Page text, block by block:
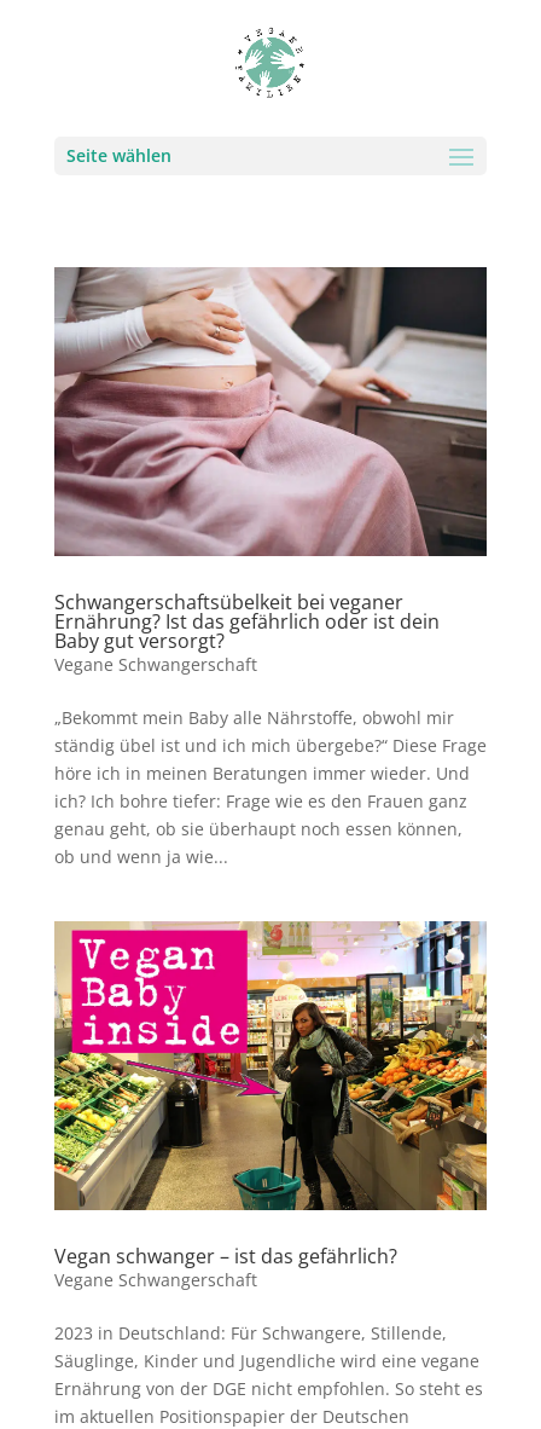
Seite wählen
Schwangerschaftsübelkeit bei veganer
Ernährung? Ist das gefährlich oder ist dein
Baby gut versorgt?
Vegane Schwangerschaft
„Bekommt mein Baby alle Nährstoffe, obwohl mir
ständig übel ist und ich mich übergebe?“ Diese Frage
höre ich in meinen Beratungen immer wieder. Und
ich? Ich bohre tiefer: Frage wie es den Frauen ganz
genau geht, ob sie überhaupt noch essen können,
ob und wenn ja wie...
Vegan schwanger – ist das gefährlich?
Vegane Schwangerschaft
2023 in Deutschland: Für Schwangere, Stillende,
Säuglinge, Kinder und Jugendliche wird eine vegane
Ernährung von der DGE nicht empfohlen. So steht es
im aktuellen Positionspapier der Deutschen